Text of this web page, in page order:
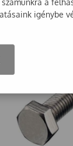
a
igénybe